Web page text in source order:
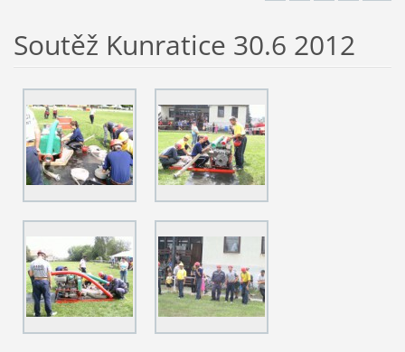
Soutěž Kunratice 30.6 2012